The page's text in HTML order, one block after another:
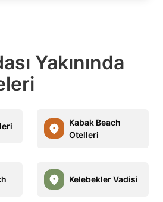
Yakınında
Kabak Beach
Otelleri
Kelebekler Vadisi